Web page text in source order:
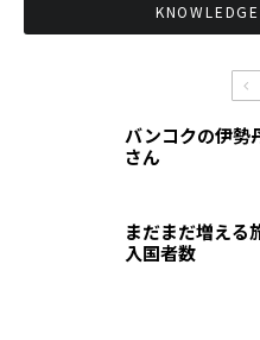
バンコクの伊勢
さん
まだまだ増える
入国者数